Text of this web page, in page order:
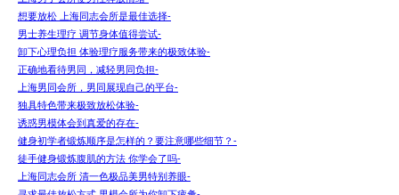
想要放松 上海同志会所是最佳选择-
男士养生理疗 调节身体值得尝试-
卸下心理负担 体验理疗服务带来的极致体验-
正确地看待男同，减轻男同负担-
上海男同会所，男同展现自己的平台-
独具特色带来极致放松体验-
诱惑男模体会到真爱的存在-
健身初学者锻炼顺序是怎样的？要注意哪些细节？-
徒手健身锻炼腹肌的方法 你学会了吗-
上海同志会所 清一色极品美男特别养眼-